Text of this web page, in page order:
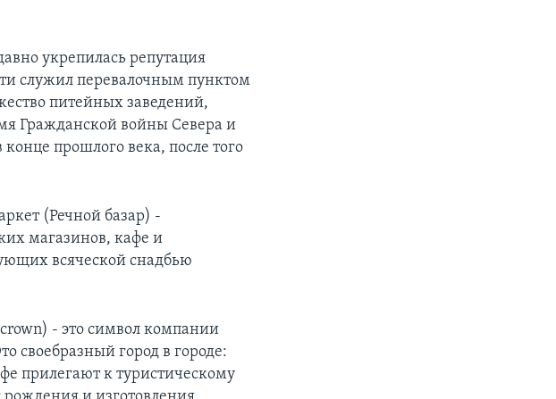
укрепилась репутация
служил перевалочным пунктом
питейных заведений,
Гражданской войны Севера и
прошлого века, после того
(Речной базар) -
магазинов, кафе и
всяческой снадбью
- это символ компании
своебразный город в городе:
прилегают к туристическому